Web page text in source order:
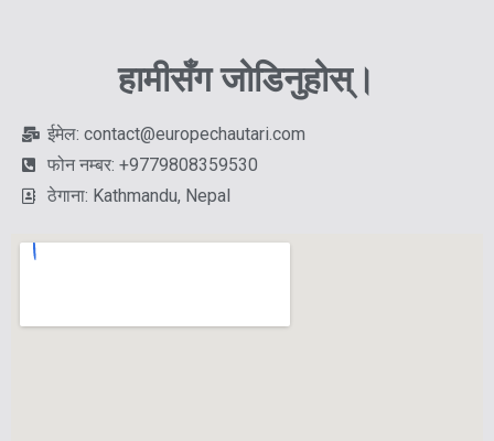
हामीसँग जोडिनुहोस्।
ईमेल: contact@europechautari.com
फोन नम्बर: +9779808359530
ठेगाना: Kathmandu, Nepal